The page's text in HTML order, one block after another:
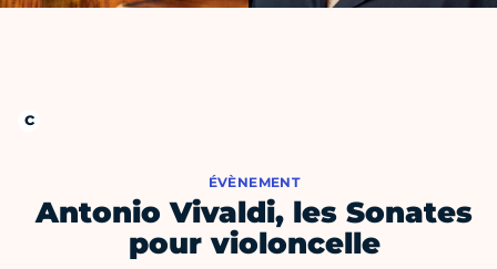
ÉVÈNEMENT
Antonio Vivaldi, les Sonates
pour violoncelle